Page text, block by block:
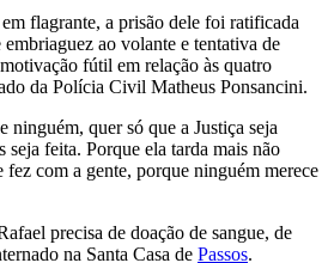
flagrante, a prisão dele foi ratificada
ao volante e tentativa de
fútil em relação às quatro
da Polícia Civil Matheus Ponsancini.
ninguém, quer só que a Justiça seja
seja feita. Porque ela tarda mais não
fez com a gente, porque ninguém merece
precisa de doação de sangue, de
na Santa Casa de Passos.